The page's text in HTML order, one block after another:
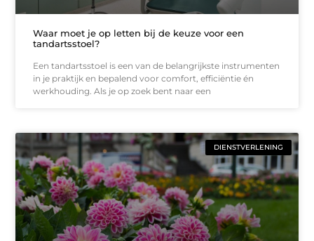
Waar moet je op letten bij de keuze voor een
tandartsstoel?
Een tandartsstoel is een van de belangrijkste instrumenten
in je praktijk en bepalend voor comfort, efficiëntie én
werkhouding. Als je op zoek bent naar een
DIENSTVERLENING